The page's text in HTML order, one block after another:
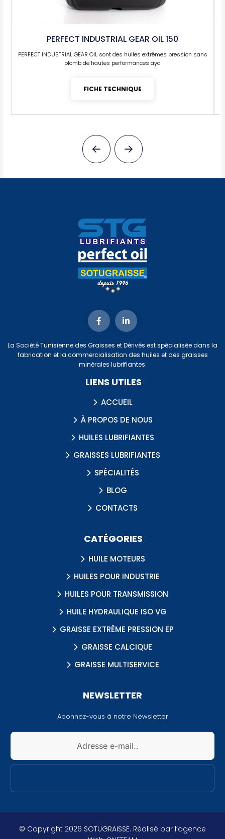
PERFECT INDUSTRIAL GEAR OIL 150
PERFECT INDUSTRIAL GEAR OIL sont des huiles extrêmes pression sans
plomb de hautes performances aya
FICHE TECHNIQUE
La Société Tunisienne des Graisses et Dérivés est spécialisée dans la
fabrication et la commercialisation des huiles et des graisses
minérales lubrifiantes.
LIENS UTILES
ACCUEIL
À PROPOS DE NOUS
HUILES LUBRIFIANTES
GRAISSES LUBRIFIANTES
SPÉCIALITÉS
BLOG
CONTACTS
CATÉGORIES
HUILE MOTEURS
HUILES POUR INDUSTRIE
HUILES POUR TRANSMISSION
HUILE HYDRAULIQUE ISO VG
GRAISSE EXTRÊME PRESSION EP
GRAISSE CALCIQUE
GRAISSE MULTISERVICE
NEWSLETTER
Abonnez-vous à notre Newsletter
© Copyright 2026 SOTUGRAISSE. Réalisé par l’agence